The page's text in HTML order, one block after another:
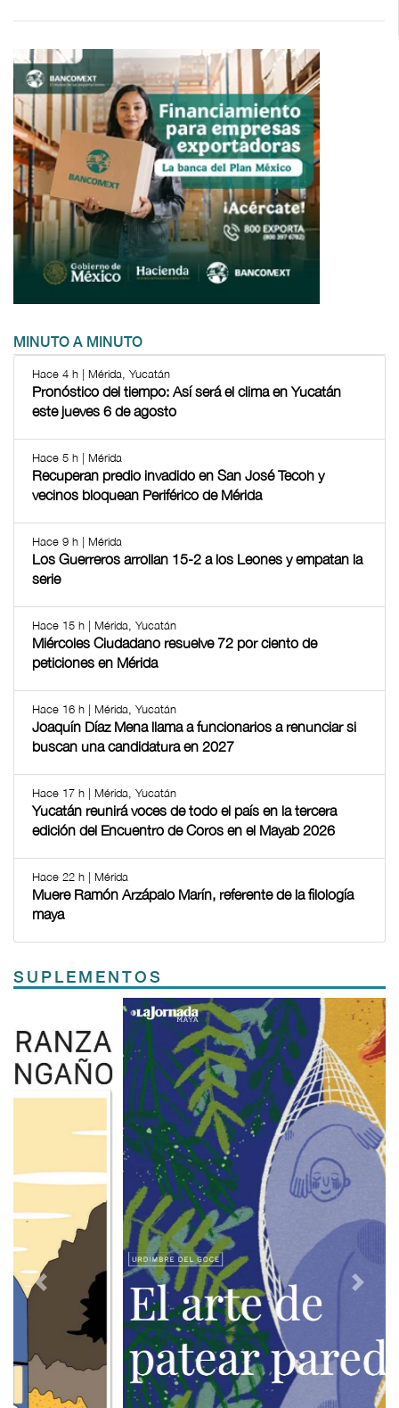
MINUTO A MINUTO
Hace 4 h | Mérida, Yucatán
Pronóstico del tiempo: Así será el clima en Yucatán
este jueves 6 de agosto
Hace 5 h | Mérida
Recuperan predio invadido en San José Tecoh y
vecinos bloquean Periférico de Mérida
Hace 9 h | Mérida
Los Guerreros arrollan 15-2 a los Leones y empatan la
serie
Hace 15 h | Mérida, Yucatán
Miércoles Ciudadano resuelve 72 por ciento de
peticiones en Mérida
Hace 16 h | Mérida, Yucatán
Joaquín Díaz Mena llama a funcionarios a renunciar si
buscan una candidatura en 2027
Hace 17 h | Mérida, Yucatán
Yucatán reunirá voces de todo el país en la tercera
edición del Encuentro de Coros en el Mayab 2026
Hace 22 h | Mérida
Muere Ramón Arzápalo Marín, referente de la filología
maya
SUPLEMENTOS
Previous Next